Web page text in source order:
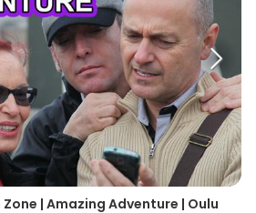
| Amazing Adventure | Oulu